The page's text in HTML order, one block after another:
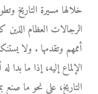
خلالها مسيرة التاريخ
الرجالات العظام الذين
أممهم وتقدمها . ولا
الإلماع إليه، إذا ما
التاريخ، على نحو ما صنع